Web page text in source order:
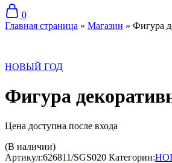
0
Главная страница » Магазин » Фигура
НОВЫЙ ГОД
Фигура
Цена доступна после входа
(В наличии)
Артикул:626811/SGS020 Категории: